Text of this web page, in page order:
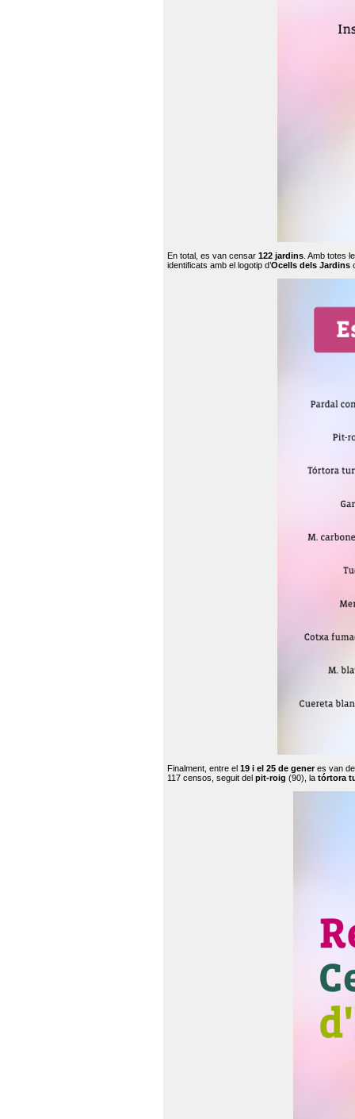
En total, es van censar 122 jardins . Amb totes
identificats amb el logotip d’Ocells dels Jardins
Finalment, entre el 19 i el 25 de generes van
117 censos, seguit del pit-roig (90), la tórtora